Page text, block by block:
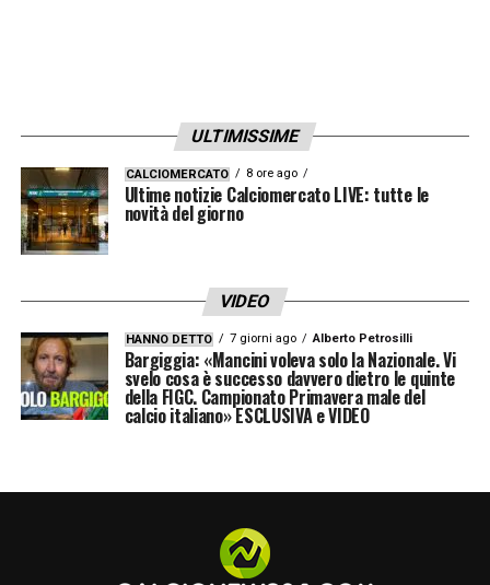
ULTIMISSIME
CALCIOMERCATO 8 ore ago
Ultime notizie Calciomercato LIVE: tutte le
novità del giorno
VIDEO
HANNO DETTO 7 giorni ago Alberto Petrosilli
Bargiggia: «Mancini voleva solo la Nazionale. Vi
svelo cosa è successo davvero dietro le quinte
della FIGC. Campionato Primavera male del
calcio italiano» ESCLUSIVA e VIDEO